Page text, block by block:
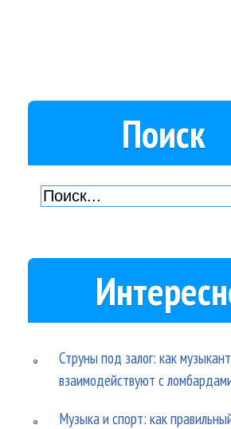
Поиск
Струны под залог: как
взаимодействуют с
Музыка и спорт: как